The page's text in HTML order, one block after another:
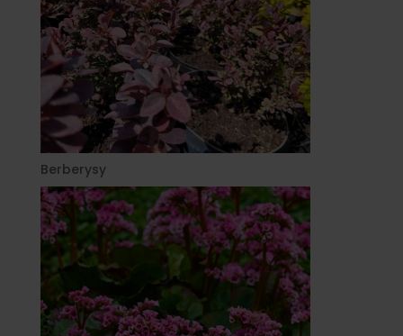
Berberysy